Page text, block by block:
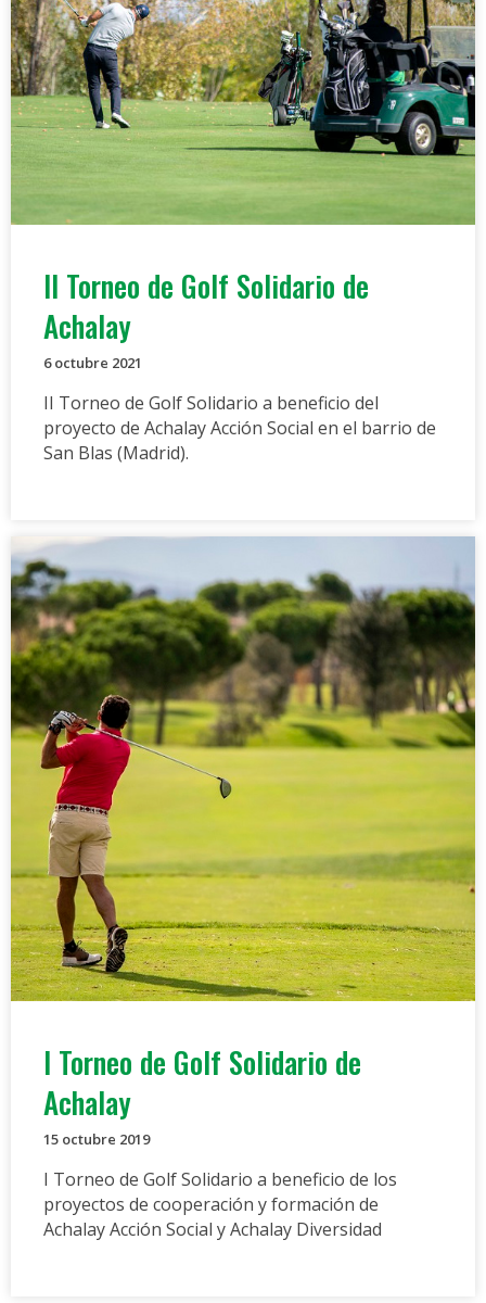
II Torneo de Golf Solidario de
Achalay
6 octubre 2021
II Torneo de Golf Solidario a beneficio del
proyecto de Achalay Acción Social en el barrio de
San Blas (Madrid).
I Torneo de Golf Solidario de
Achalay
15 octubre 2019
I Torneo de Golf Solidario a beneficio de los
proyectos de cooperación y formación de
Achalay Acción Social y Achalay Diversidad